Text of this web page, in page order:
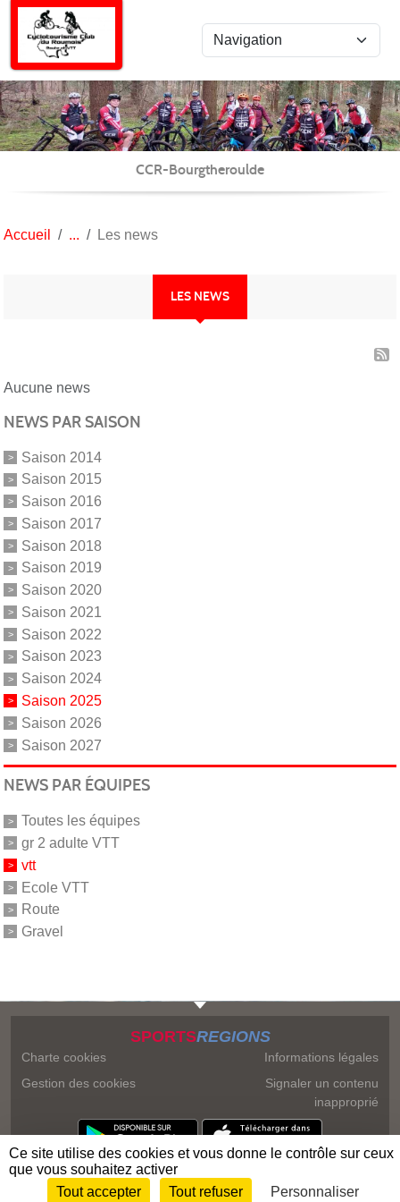
CCR-Bourgtheroulde
Accueil Les news
LES NEWS
Aucune news
NEWS PAR SAISON
Saison 2014
Saison 2015
Saison 2016
Saison 2017
Saison 2018
Saison 2019
Saison 2020
Saison 2021
Saison 2022
Saison 2023
Saison 2024
Saison 2025
Saison 2026
Saison 2027
NEWS PAR ÉQUIPES
Toutes les équipes
gr 2 adulte VTT
vtt
Ecole VTT
Route
Gravel
SPORTSREGIONS
Charte cookies
Gestion des cookies
Informations légales
Signaler un contenu
inapproprié
Envie de participer ? Connexion
Panneau de gestion des cookies
Ce site utilise des cookies et vous donne le contrôle sur ceux
que vous souhaitez activer
Tout accepter
Tout refuser Personnaliser